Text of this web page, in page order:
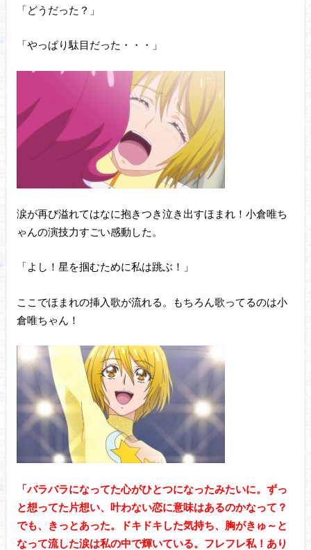
「どうだった？」
「やっぱり駄目だった・・・」
涙が再び溢れてはなに抱きつき泣き出すほまれ！小倉唯ち
ゃんの演技力すごい感動した。
「よし！星を掴むために私は跳ぶ！」
ここでほまれの挿入歌が流れる。もちろん歌ってるのは小
倉唯ちゃん！
「バラバラになってた心がひとつになったみたいに。ずっ
と想ってた片想い、叶わない恋に意味はあるのかなって？
でも、きっとあった。ドキドキした気持ち、胸がきゅ～と
なって流した涙は私の中で輝いている。フレフレ私！あり